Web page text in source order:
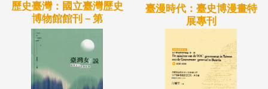
雅各、馬偕和巴克禮多位宣教師的伙伴們，以及當時
接受信仰的本地教徒間的互動交誼，都將俾利開展當
今臺灣社會史、教會史、醫療史與教育史的研究。
雖然李庥的夫人——伊麗莎白•李庥留下所見所聞的
歷史臺灣：國立臺灣歷史
博物館館刊－第
臺漫時代：臺史博漫畫特
展專刊